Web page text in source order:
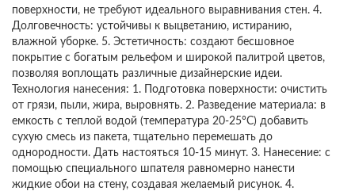
поверхности, не требуют идеального выравнивания стен. 4.
Долговечность: устойчивы к выцветанию, истиранию,
влажной уборке. 5. Эстетичность: создают бесшовное
покрытие с богатым рельефом и широкой палитрой цветов,
позволяя воплощать различные дизайнерские идеи.
Технология нанесения: 1. Подготовка поверхности: очистить
от грязи, пыли, жира, выровнять. 2. Разведение материала: в
емкость с теплой водой (температура 20-25°C) добавить
сухую смесь из пакета, тщательно перемешать до
однородности. Дать настояться 10-15 минут. 3. Нанесение: с
помощью специального шпателя равномерно нанести
жидкие обои на стену, создавая желаемый рисунок. 4.